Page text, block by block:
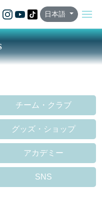
日本語
チーム・クラブ
グッズ・ショップ
アカデミー
SNS